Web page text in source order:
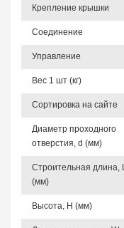
Крепление крышки
Соединение
Управление
Вес 1 шт (кг)
Сортировка на сайте
Диаметр проходного
отверстия, d (мм)
Строительная длина,
(мм)
Высота, Н (мм)